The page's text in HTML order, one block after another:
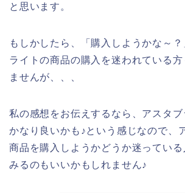
と思います。
もしかしたら、「購入しようかな～
ライトの商品の購入を迷われている
ませんが、、、
私の感想をお伝えするなら、アスタ
かなり良いかも♪という感じなので、
商品を購入しようかどうか迷っている
みるのもいいかもしれません♪